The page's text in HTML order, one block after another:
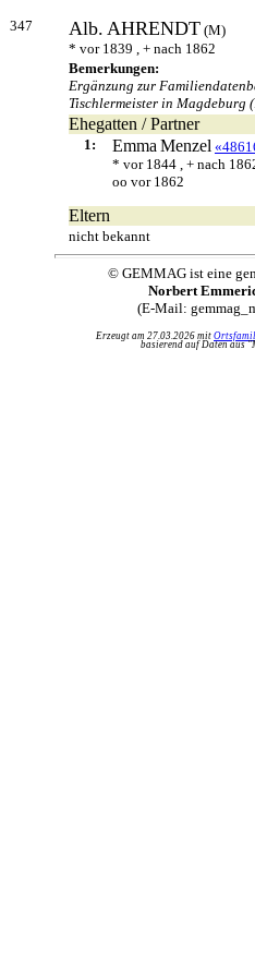
347 Alb. AHRENDT (M)
* vor 1839 , + nach 1862
Bemerkungen:
Ergänzung zur
Tischlermeister in Magdeburg
Ehegatten / Partner
1: Emma Menzel
* vor 1844 , + nach
oo vor 1862
Eltern
nicht bekannt
© GEMMAG ist eine
Norbert
(E-Mail:
Erzeugt am 27.03.2026 mit
basierend auf Daten aus